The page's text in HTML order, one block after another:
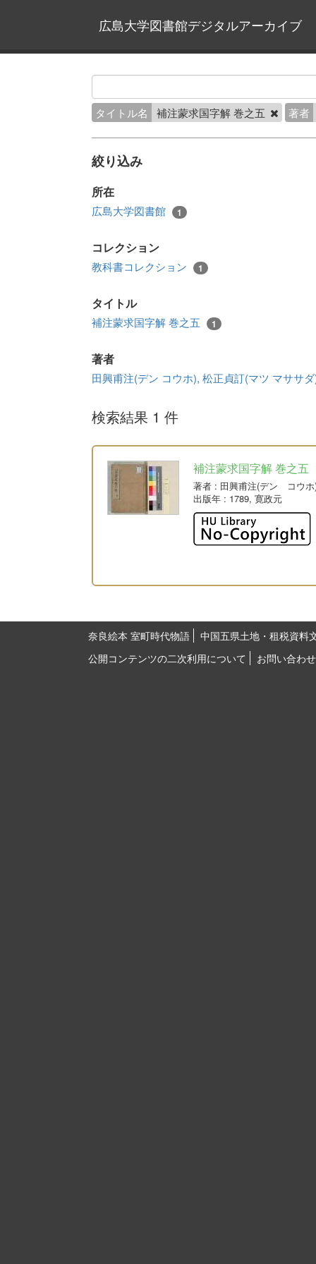
広島大学図書館デジタルアーカイブ
タイトル名 補注蒙求国字解 巻之五 著者
絞り込み
所在
広島大学図書館 1
コレクション
教科書コレクション 1
タイトル
補注蒙求国字解 巻之五 1
著者
田興甫注(デン コウホ), 松正貞訂(マツ マササ
検索結果 1 件
補注蒙求国字解 巻之五
著者 : 田興甫注(デン コウ
出版年 : 1789, 寛政元
奈良絵本 室町時代物語
中国五県土地・租税資料
公開コンテンツの二次利用について
お問い合わせ